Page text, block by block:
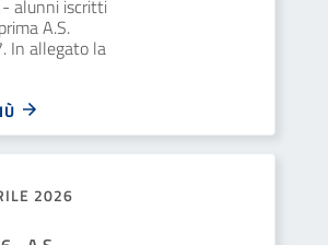
alunni iscritti
A.S.
In allegato la
2026